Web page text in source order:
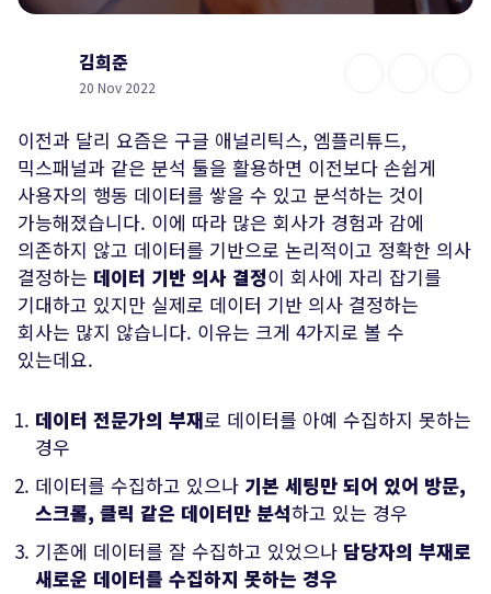
김희준
20 Nov 2022
이전과 달리 요즘은 구글 애널리틱스, 엠플리튜드,
믹스패널과 같은 분석 툴을 활용하면 이전보다 손쉽게
사용자의 행동 데이터를 쌓을 수 있고 분석하는 것이
가능해졌습니다. 이에 따라 많은 회사가 경험과 감에
의존하지 않고 데이터를 기반으로 논리적이고 정확한 의사
결정하는 데이터 기반 의사 결정이 회사에 자리 잡기를
기대하고 있지만 실제로 데이터 기반 의사 결정하는
회사는 많지 않습니다. 이유는 크게 4가지로 볼 수
있는데요.
데이터 전문가의 부재로 데이터를 아예 수집하지 못하는
경우
데이터를 수집하고 있으나 기본 세팅만 되어 있어 방문,
스크롤, 클릭 같은 데이터만 분석하고 있는 경우
기존에 데이터를 잘 수집하고 있었으나 담당자의 부재로
새로운 데이터를 수집하지 못하는 경우